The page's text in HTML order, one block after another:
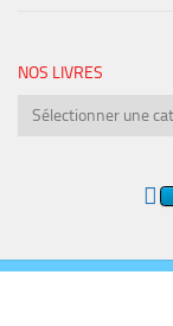
NOS LIVRES
Nos